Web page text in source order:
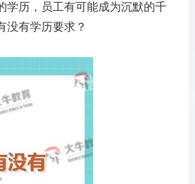
学历，员工有可能成为沉默的千
没有学历要求？